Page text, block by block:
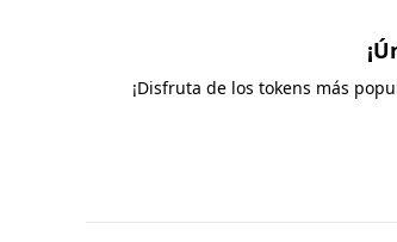
¡Disfruta de los tokens más